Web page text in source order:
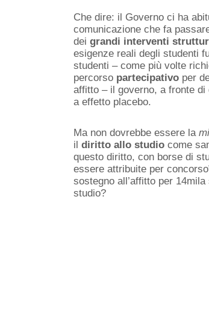
Che dire: il Governo ci ha
comunicazione che fa
dei grandi interventi
esigenze reali degli studenti
studenti – come più volte
percorso partecipativo per
affitto – il governo, a fronte
a effetto placebo.
Ma non dovrebbe essere la
il diritto allo studio come
questo diritto, con borse di
essere attribuite per
sostegno all’affitto per
studio?